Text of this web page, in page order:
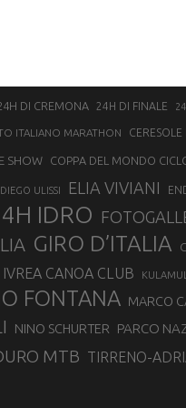
DI CREMONA 24H DI FINALE
ITALIANO MARATHON CERESOLE
SHOW COPPA DEL MONDO
DIEGO ULISSI ELIA VIVIANI
IDRO
GIRO D’ITALIA
IVREA CANOA CLUB
FONTANA MARCO
NINO SCHURTER PARCO
MTB TIRRENO-